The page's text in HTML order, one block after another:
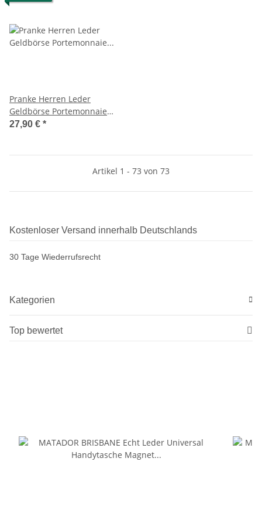
Pranke Herren Leder
Geldbörse Portemonnaie
Brieftasche Antik Braun
27,90 € *
Artikel 1 - 73 von 73
Kostenloser Versand innerhalb Deutschlands
30 Tage Wiederrufsrecht
Kategorien
Top bewertet